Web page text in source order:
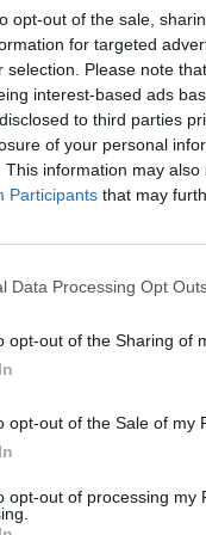
opt-out of the sale,
for targeted
selection. Please note
interest-based ads
to third parties
of your personal
This information may
Participants that may
Data Processing Opt
opt-out of the Sharing of
opt-out of the Sale of my
opt-out of processing my
tas de bois, les amas
se cacher, se reposer
où s'installer.